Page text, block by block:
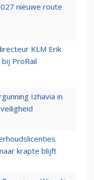
nieuwe route
KLM Erik
ProRail
Izhavia in
krapte blijft